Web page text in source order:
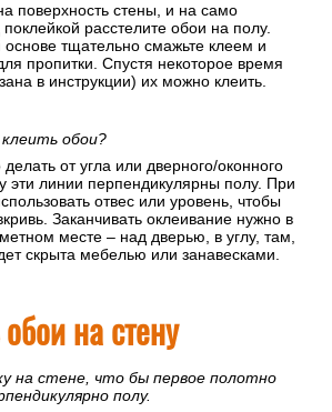
поверхность стены, и на само
расстелите обои на полу.
тщательно смажьте клеем и
пропитки. Спустя некоторое время
в инструкции) их можно клеить.
обои?
от угла или дверного/оконного
эти линии перпендикулярны полу. При
отвес или уровень, чтобы
Заканчивать оклеивание нужно в
месте – над дверью, в углу, там,
скрыта мебелью или занавесками.
на стену
на стене, что бы первое полотно
полу.